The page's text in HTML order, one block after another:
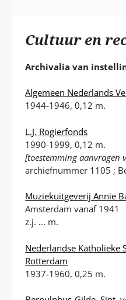
P
Cultuur en
Archivalia van
Algemeen Nederlands
1944-1946, 0,12 m.
L.J. Rogierfonds
1990-1999, 0,12 m.
[toestemming aanvragen
archiefnummer 1105 ;
Muziekuitgeverij Annie
Amsterdam vanaf 1941
z.j. ... m.
Nederlandse Katholieke
Rotterdam
1937-1960, 0,25 m.